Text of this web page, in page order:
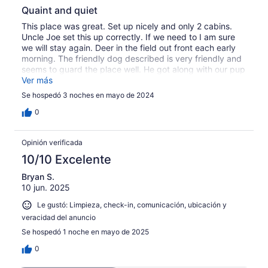
Quaint and quiet
This place was great. Set up nicely and only 2 cabins.
Uncle Joe set this up correctly. If we need to I am sure
we will stay again. Deer in the field out front each early
morning. The friendly dog described is very friendly and
seems to guard the place well. He got along with our pup
easily. Good job Uncle Joe.
Ver más
Se hospedó 3 noches en mayo de 2024
0
Opinión verificada
10/10 Excelente
Bryan S.
10 jun. 2025
Le gustó: Limpieza, check-in, comunicación, ubicación y
veracidad del anuncio
Se hospedó 1 noche en mayo de 2025
0